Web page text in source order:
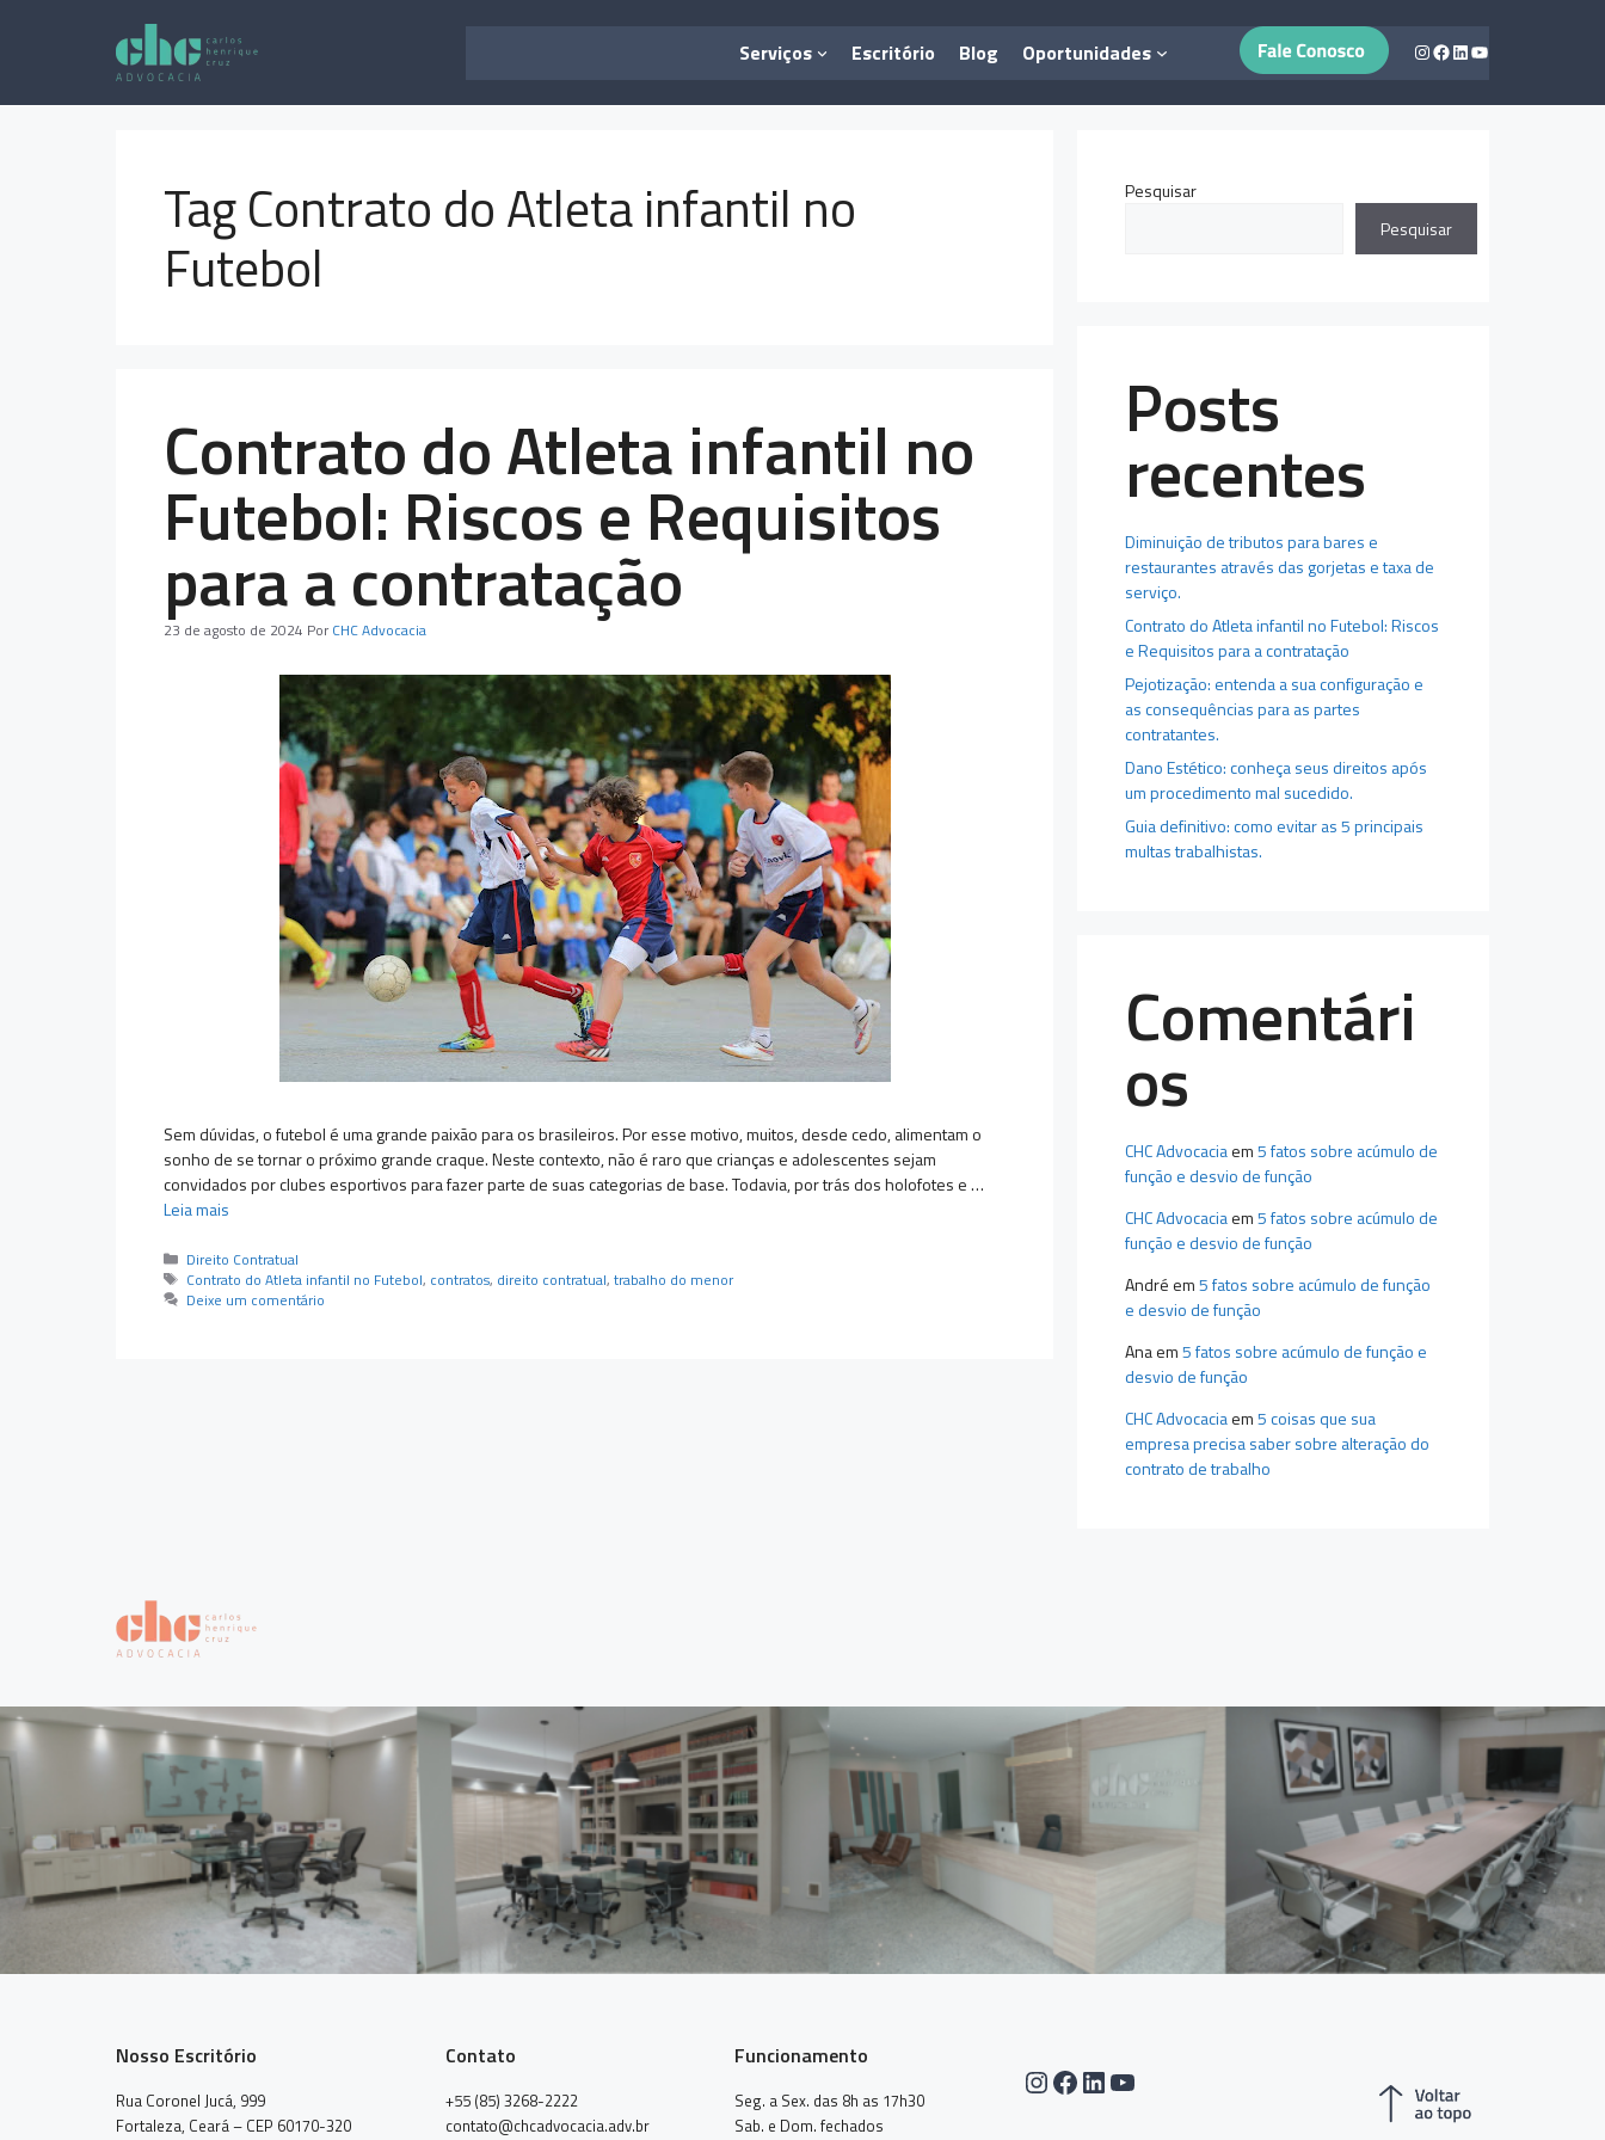
Serviços Escritório Blog Oportunidades Instagram
Facebook
LinkedIn
Youtube
Tag Contrato do Atleta infantil no
Futebol
Contrato do Atleta infantil no
Futebol: Riscos e Requisitos
para a contratação
23 de agosto de 2024 Por CHC Advocacia
Sem dúvidas, o futebol é uma grande paixão para os brasileiros. Por esse motivo, muitos, desde cedo, alimentam o
sonho de se tornar o próximo grande craque. Neste contexto, não é raro que crianças e adolescentes sejam
convidados por clubes esportivos para fazer parte de suas categorias de base. Todavia, por trás dos holofotes e …
Leia mais
Categorias
Direito Contratual
Tags
Contrato do Atleta infantil no Futebol, contratos, direito contratual,trabalho do menor
Deixe um comentário
Pesquisar
Pesquisar
Posts
recentes
Diminuição de tributos para bares e
restaurantes através das gorjetas e taxa de
serviço.
Contrato do Atleta infantil no Futebol: Riscos
e Requisitos para a contratação
Pejotização: entenda a sua configuração e
as consequências para as partes
contratantes.
Dano Estético: conheça seus direitos após
um procedimento mal sucedido.
Guia definitivo: como evitar as 5 principais
multas trabalhistas.
Comentári
os
CHC Advocaciaem5 fatos sobre acúmulo de
função e desvio de função
CHC Advocaciaem5 fatos sobre acúmulo de
função e desvio de função
André em5 fatos sobre acúmulo de função
e desvio de função
Anaem5 fatos sobre acúmulo de função e
desvio de função
CHC Advocaciaem5 coisas que sua
empresa precisa saber sobre alteração do
contrato de trabalho
Nosso Escritório
Rua Coronel Jucá, 999
Fortaleza, Ceará – CEP 60170-320
Contato
+55 (85) 3268-2222
contato@chcadvocacia.adv.br
Funcionamento
Seg. a Sex. das 8h as 17h30
Sab. e Dom. fechados
Instagram
Facebook
LinkedIn
Youtube